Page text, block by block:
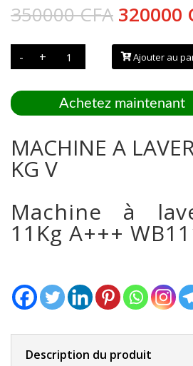
350000CFA Le
prix
initial
était :
320000
-
quantité
MACHINE
LAVER
VESTEL
11
KG
+ Ajouter au
Achetez maintenant
MACHINE A
KG V
Machine à
11Kg A+++
Description du produit